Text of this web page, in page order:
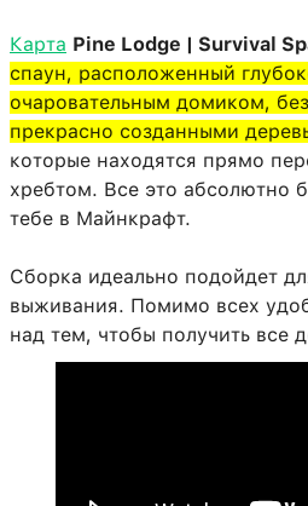
Карта Pine Lodge | Survival
спаун, расположенный
очаровательным домиком,
прекрасно созданными
которые находятся прямо
хребтом. Все это абсолютно
тебе в Майнкрафт.
Сборка идеально подойдет
выживания. Помимо всех
над тем, чтобы получить все